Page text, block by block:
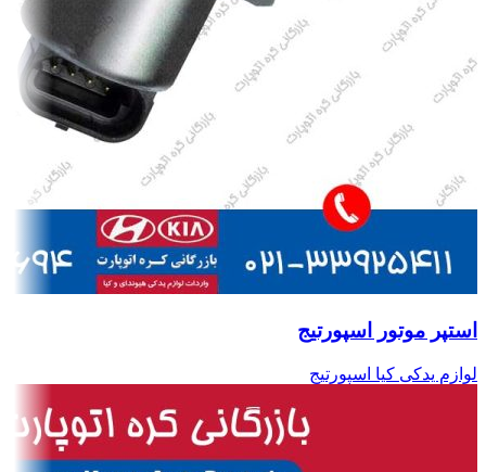
استپر موتور اسپورتیج
لوازم یدکی کیا اسپورتیج